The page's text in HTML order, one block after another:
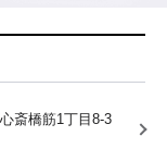
斎橋筋1丁目8-3